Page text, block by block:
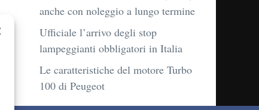
anche con noleggio a lungo termine
Ufficiale l’arrivo degli stop
lampeggianti obbligatori in Italia
Le caratteristiche del motore Turbo
100 di Peugeot